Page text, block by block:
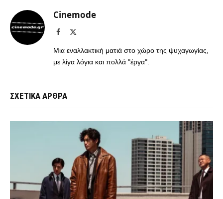
Cinemode
Facebook
Μια εναλλακτική ματιά στο χώρο της ψυχαγωγίας,
με λίγα λόγια και πολλά "έργα".
ΣΧΕΤΙΚΑ ΑΡΘΡΑ